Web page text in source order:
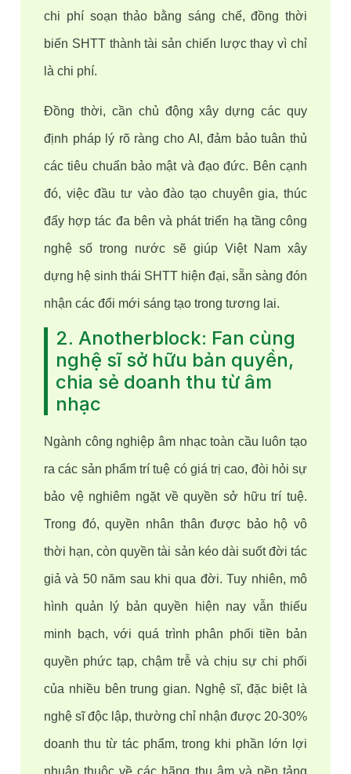
chi phí soạn thảo bằng sáng chế, đồng thời
biến SHTT thành tài sản chiến lược thay vì chỉ
là chi phí.
Đồng thời, cần chủ động xây dựng các quy
định pháp lý rõ ràng cho AI, đảm bảo tuân thủ
các tiêu chuẩn bảo mật và đạo đức. Bên cạnh
đó, việc đầu tư vào đào tạo chuyên gia, thúc
đẩy hợp tác đa bên và phát triển hạ tầng công
nghệ số trong nước sẽ giúp Việt Nam xây
dựng hệ sinh thái SHTT hiện đại, sẵn sàng đón
nhận các đổi mới sáng tạo trong tương lai.
2. Anotherblock: Fan cùng
nghệ sĩ sở hữu bản quyền,
chia sẻ doanh thu từ âm
nhạc
Ngành công nghiệp âm nhạc toàn cầu luôn tạo
ra các sản phẩm trí tuệ có giá trị cao, đòi hỏi sự
bảo vệ nghiêm ngặt về quyền sở hữu trí tuệ.
Trong đó, quyền nhân thân được bảo hộ vô
thời hạn, còn quyền tài sản kéo dài suốt đời tác
giả và 50 năm sau khi qua đời. Tuy nhiên, mô
hình quản lý bản quyền hiện nay vẫn thiếu
minh bạch, với quá trình phân phối tiền bản
quyền phức tạp, chậm trễ và chịu sự chi phối
của nhiều bên trung gian. Nghệ sĩ, đặc biệt là
nghệ sĩ độc lập, thường chỉ nhận được 20-30%
doanh thu từ tác phẩm, trong khi phần lớn lợi
nhuận thuộc về các hãng thu âm và nền tảng